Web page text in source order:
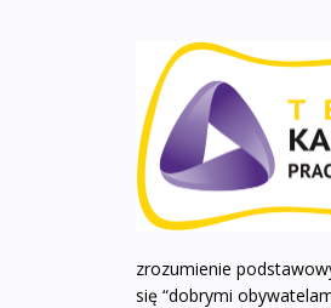
zrozumienie
się “dobrymi